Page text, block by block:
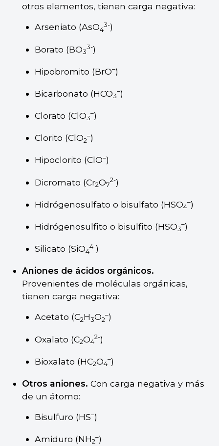
otros elementos, tienen carga negativa:
Arseniato (AsO4
3-)
Borato (BO3
3-)
Hipobromito (BrO–)
Bicarbonato (HCO3
–)
Clorato (ClO3
–)
Clorito (ClO2
–)
Hipoclorito (ClO–)
Dicromato (Cr2O7
2-)
Hidrógenosulfato o bisulfato (HSO4
–)
Hidrógenosulfito o bisulfito (HSO3
–)
Silicato (SiO4
4-)
Aniones de ácidos orgánicos.
Provenientes de moléculas orgánicas,
tienen carga negativa:
Acetato (C2H3O2
–)
Oxalato (C2O4
2-)
Bioxalato (HC2O4
–)
Otros aniones. Con carga negativa y más
de un átomo:
Bisulfuro (HS–)
Amiduro (NH2
–)